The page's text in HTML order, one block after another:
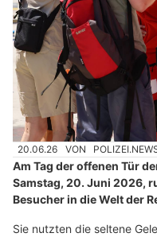
20.06.26 VON
Am Tag der offenen Tür
Samstag, 20. Juni 2026,
Besucher in die Welt der
Sie nutzten die seltene